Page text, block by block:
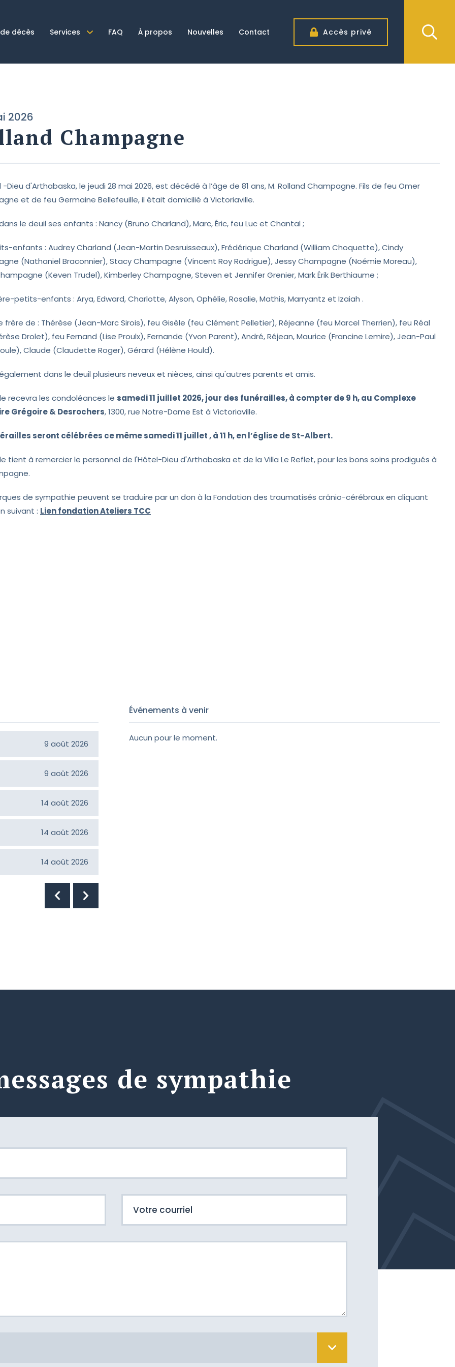
décès Services FAQ À propos Nouvelles Contact Accès privé
2026
Champagne
-Dieu d'Arthabaska, le jeudi 28 mai 2026, est décédé à l’âge de 81 ans, M. Rolland Champagne. Fils de feu Omer
et de feu Germaine Bellefeuille, il était domicilié à Victoriaville.
le deuil ses enfants : Nancy (Bruno Charland), Marc, Éric, feu Luc et Chantal ;
enfants : Audrey Charland (Jean-Martin Desruisseaux), Frédérique Charland (William Choquette), Cindy
(Nathaniel Braconnier), Stacy Champagne (Vincent Roy Rodrigue), Jessy Champagne (Noémie Moreau),
(Keven Trudel), Kimberley Champagne, Steven et Jennifer Grenier, Mark Érik Berthiaume ;
petits-enfants : Arya, Edward, Charlotte, Alyson, Ophélie, Rosalie, Mathis, Marryantz et Izaiah .
frère de : Thérèse (Jean-Marc Sirois), feu Gisèle (feu Clément Pelletier), Réjeanne (feu Marcel Therrien), feu Réal
Drolet), feu Fernand (Lise Proulx), Fernande (Yvon Parent), André, Réjean, Maurice (Francine Lemire), Jean-Paul
Claude (Claudette Roger), Gérard (Hélène Hould).
dans le deuil plusieurs neveux et nièces, ainsi qu'autres parents et amis.
recevra les condoléances le samedi 11 juillet 2026, jour des funérailles, à compter de 9 h, au Complexe
Grégoire & Desrochers, 1300, rue Notre-Dame Est à Victoriaville.
seront célébrées ce même samedi 11 juillet , à 11 h, en l’église de St-Albert.
tient à remercier le personnel de l'Hôtel-Dieu d'Arthabaska et de la Villa Le Reflet, pour les bons soins prodigués à
de sympathie peuvent se traduire par un don à la Fondation des traumatisés crânio-cérébraux en cliquant
suivant : Lien fondation Ateliers TCC
9 août 2026
9 août 2026
14 août 2026
14 août 2026
14 août 2026
Gilberte Goudreau
Événements à venir
Aucun pour le moment.
de sympathie